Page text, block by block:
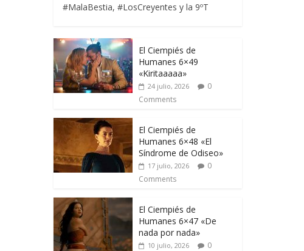
#MalaBestia, #LosCreyentes y la 9ºT
El Ciempiés de
Humanes 6×49
«Kiritaaaaa»
24 julio, 2026
0
Comments
El Ciempiés de
Humanes 6×48 «El
Síndrome de Odiseo»
17 julio, 2026
0
Comments
El Ciempiés de
Humanes 6×47 «De
nada por nada»
10 julio, 2026
0